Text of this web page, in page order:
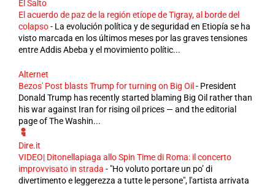
El Salto
El acuerdo de paz de la región etíope de Tigray, al borde del
colapso- La evolución política y de seguridad en Etiopía se ha
visto marcada en los últimos meses por las graves tensiones
entre Addis Abeba y el movimiento polític...
Alternet
Bezos' Post blasts Trump for turning on Big Oil- President
Donald Trump has recently started blaming Big Oil rather than
his war against Iran for rising oil prices — and the editorial
page of The Washin...
Dire.it
VIDEO| Ditonellapiaga allo Spin Time di Roma: il concerto
improvvisato in strada - "Ho voluto portare un po’ di
divertimento e leggerezza a tutte le persone", l'artista arrivata